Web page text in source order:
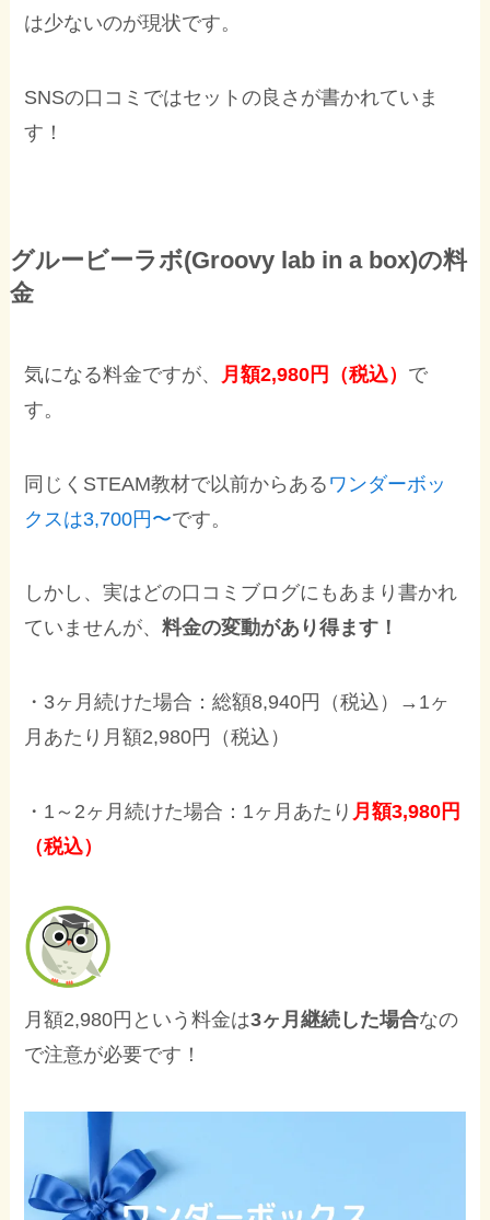
は少ないのが現状です。
SNSの口コミではセットの良さが書かれていま
す！
グルービーラボ(Groovy lab in a box)の料
金
気になる料金ですが、 月額2,980円（税込） で
す。
同じくSTEAM教材で以前からある ワンダーボッ
クスは3,700円〜です。
しかし、実はどの口コミブログにもあまり書かれ
ていませんが、料金の変動があり得ます！
・3ヶ月続けた場合：総額8,940円（税込）→1ヶ
月あたり月額2,980円（税込）
・1～2ヶ月続けた場合：1ヶ月あたり 月額3,980円
（税込）
月額2,980円という料金は3ヶ月継続した場合なの
で注意が必要です！